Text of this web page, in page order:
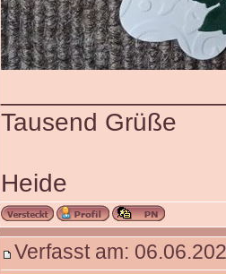
Tausend Grüße
Heide
Verfasst am: